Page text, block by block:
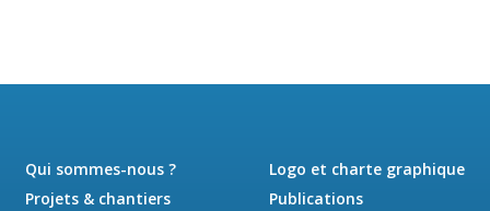
Qui sommes-nous ?
Projets & chantiers
Logo et charte graphique
Publications